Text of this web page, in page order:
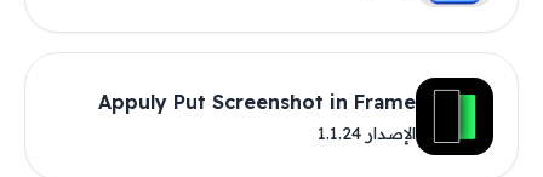
Appuly Put Screenshot in Frame
الإصدار 1.1.24